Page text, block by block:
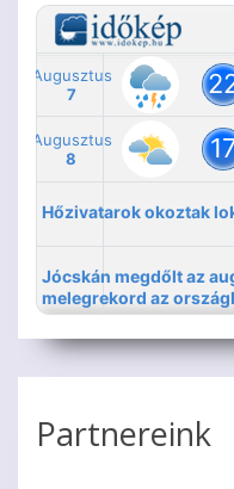
Partnereink